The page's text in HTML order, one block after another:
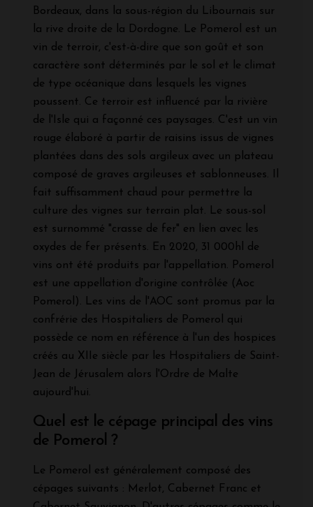
Bordeaux, dans la sous-région du Libournais sur
la rive droite de la Dordogne. Le Pomerol est un
vin de terroir, c'est-à-dire que son goût et son
caractère sont déterminés par le sol et le climat
de type océanique dans lesquels les vignes
poussent. Ce terroir est influencé par la rivière
de l'Isle qui a façonné ces paysages. C'est un vin
rouge élaboré à partir de raisins issus de vignes
plantées dans des sols argileux avec un plateau
composé de graves argileuses et sablonneuses. Il
fait suffisamment chaud pour permettre la
culture des vignes sur terrain plat. Le sous-sol
est surnommé "crasse de fer" en lien avec les
oxydes de fer présents. En 2020, 31 000hl de
vins ont été produits par l'appellation. Pomerol
est une appellation d'origine contrôlée (Aoc
Pomerol). Les vins de l'AOC sont promus par la
confrérie des Hospitaliers de Pomerol qui
possède ce nom en référence à l'un des hospices
créés au XIIe siècle par les Hospitaliers de Saint-
Jean de Jérusalem alors l'Ordre de Malte
aujourd'hui.
Quel est le cépage principal des vins
de Pomerol ?
Le Pomerol est généralement composé des
cépages suivants : Merlot, Cabernet Franc et